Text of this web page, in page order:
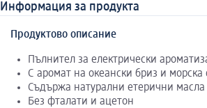
Информация за продукта
Продуктово описание
Пълнител за електрически
С аромат на океански бриз и морска
Съдържа натурални етерични масла
Без фталати и ацетон